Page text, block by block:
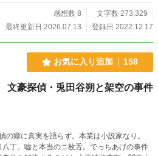
感想数 8
文字数 273,329
最終更新日 2026.07.13
登録日 2022.12.17
お気に入り追加 158
豪探偵・兎田谷朔と架空の事件
の癖に真実を語らず。本業は小説家なり。
八丁。嘘と本当のニ枚舌。でっちあげの事件